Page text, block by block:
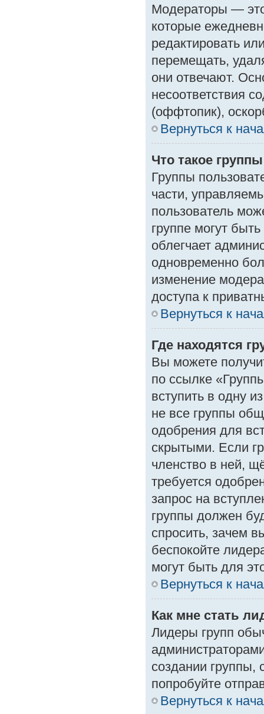
Модераторы —
которые
редактировать
перемещать,
они отвечают.
несоответствия
(оффтопик),
Вернуться к
Что такое
Группы
части,
пользователь
группе могут
облегчает
одновременно
изменение
доступа к
Вернуться к
Где находятся
Вы можете
по ссылке
вступить в одну
не все группы
одобрения для
скрытыми. Если
членство в ней,
требуется
запрос на
группы должен
спросить, зачем
беспокойте
могут быть для
Вернуться к
Как мне стать
Лидеры групп
создании группы,
попробуйте
Вернуться к